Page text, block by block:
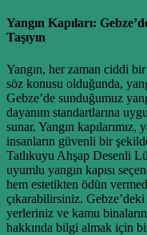
Yangın Kapıları:
Taşıyın
Yangın, her zaman ciddi
söz konusu olduğunda,
Gebze’de sunduğumuz
dayanım standartlarına
sunar. Yangın kapılarımız,
insanların güvenli bir
Tatlıkuyu Ahşap Desenli
uyumlu yangın kapısı
hem estetikten ödün
çıkarabilirsiniz. Gebze’deki
yerleriniz ve kamu
hakkında bilgi almak için